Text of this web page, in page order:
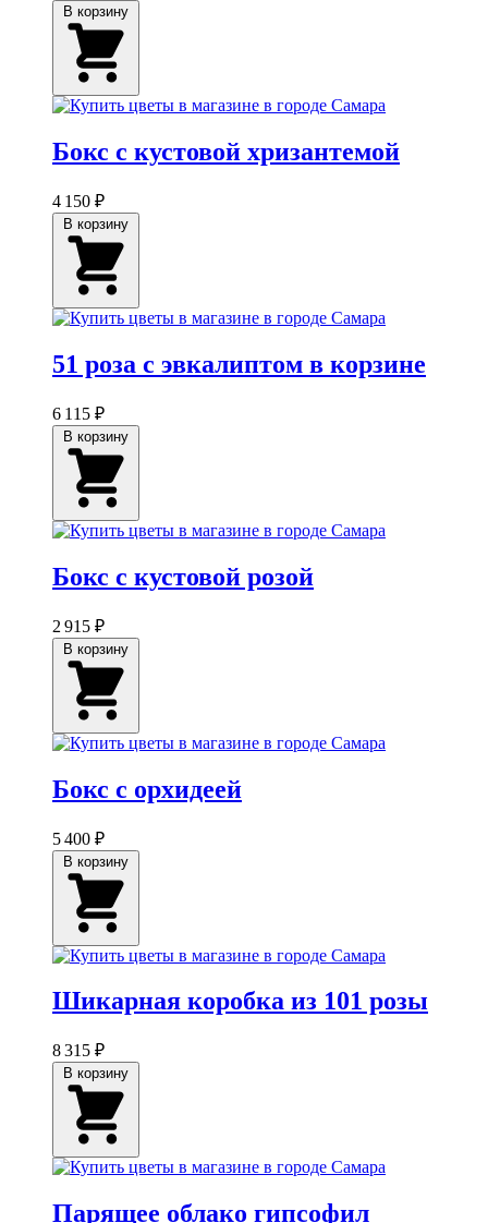
Бокс с кустовой хризантемой
4 150 ₽
51 роза с эвкалиптом в корзине
6 115 ₽
Бокс с кустовой розой
2 915 ₽
Бокс с орхидеей
5 400 ₽
Шикарная коробка из 101 розы
8 315 ₽
Парящее облако гипсофил